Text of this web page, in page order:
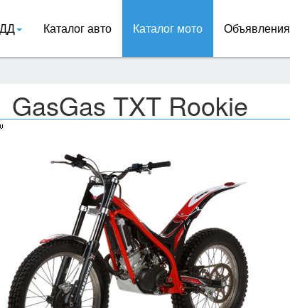
Каталог авто Каталог мото Объявления
GasGas TXT Rookie